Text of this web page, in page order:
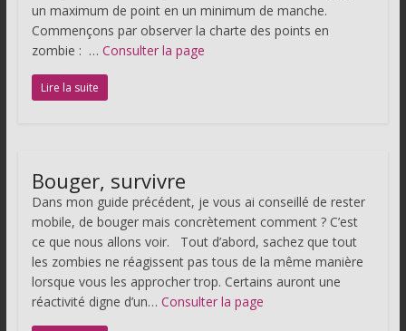
un maximum de point en un minimum de manche.
Commençons par observer la charte des points en
zombie : … Consulter la page
Lire la suite
Bouger, survivre
Dans mon guide précédent, je vous ai conseillé de rester
mobile, de bouger mais concrètement comment ? C’est
ce que nous allons voir. Tout d’abord, sachez que tout
les zombies ne réagissent pas tous de la même manière
lorsque vous les approcher trop. Certains auront une
réactivité digne d’un… Consulter la page